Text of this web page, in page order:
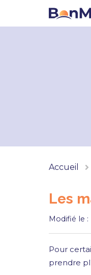
Accueil
Les
Modifié le :
Pour
prendre